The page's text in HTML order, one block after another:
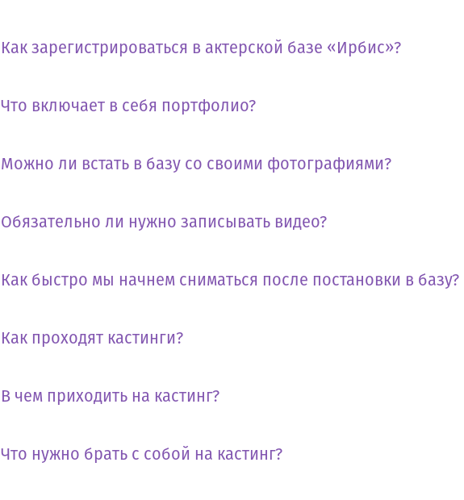
Как зарегистрироваться в актерской базе «Ирбис»?
Что включает в себя портфолио?
Можно ли встать в базу со своими фотографиями?
Обязательно ли нужно записывать видео?
Как быстро мы начнем сниматься после постановки в базу?
Как проходят кастинги?
В чем приходить на кастинг?
Что нужно брать с собой на кастинг?